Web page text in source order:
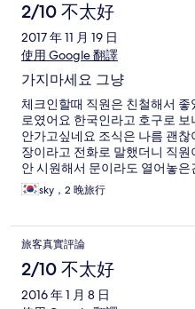
2/10 不太好
2017 年 11 月 19 日
使用 Google 翻譯
가지마세요 그냥
체크인할때 직원은 친철해서
로였어요 한국인라고 호구로
안가고싶네요 조식은 나름 괜
장이라고 전화로 말했더니 직
안 시원해서 문이라도 열어놓
고 문닫고 한참을 틀어놨는데도
했더니 올라와서 봐주더니 문닫
그랬더니 웃어서 그런가 장난
나가려는거 정색하고 다시 얘기
옮기면서 가운이랑 옷걸이 옷걸
와서는 들어가도되냐는 말도없
가운가져가네요ㅡㅡ 넘 더워서
sky，2 晚旅行
旅客真實評論
2/10 不太好
2016 年 1 月 8 日